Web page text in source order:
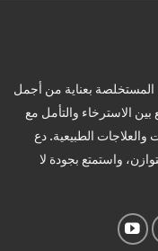
المستخلصة بعناية من أجمل
الاسترخاء والتأمل مع
والعلاجات الطبيعية. دع
واستمتع بجودة لا